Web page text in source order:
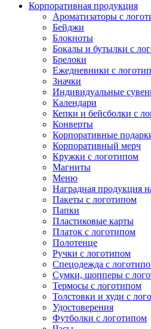
Корпоративная продукция
Ароматизаторы с
Бейджи
Блокноты
Бокалы и бутылки с
Брелоки
Ежедневники с
Значки
Индивидуальные
Календари
Кепки и бейсболки с
Конверты
Корпоративные
Корпоративный мерч
Кружки с логотипом
Магниты
Меню
Наградная продукция
Пакеты с логотипом
Папки
Пластиковые карты
Платок с логотипом
Полотенце
Ручки с логотипом
Спецодежда с
Сумки, шопперы с
Термосы с логотипом
Толстовки и худи с
Удостоверения
Футболки с логотипом